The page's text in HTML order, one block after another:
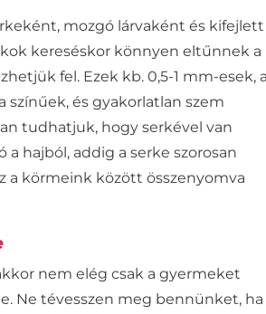
, mozgó lárvaként és kifejlett
kereséskor könnyen eltűnnek a
fel. Ezek kb. 0,5-1 mm-esek,
színűek, és gyakorlatlan szem
tudhatjuk, hogy serkével van
hajból, addig a serke szorosan
a körmeink között összenyomva
nem elég csak a gyermeket
Ne tévesszen meg bennünket, ha